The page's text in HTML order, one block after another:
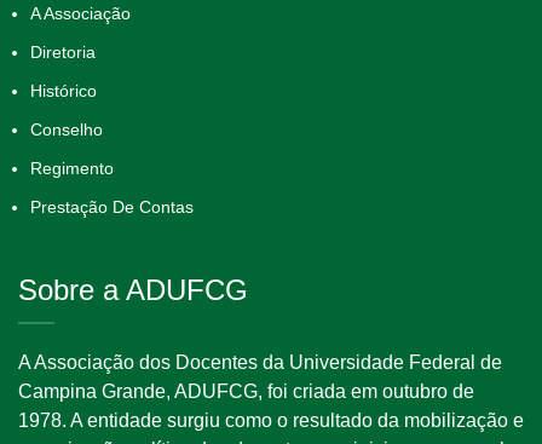
A Associação
Diretoria
Histórico
Conselho
Regimento
Prestação De Contas
Sobre a ADUFCG
A Associação dos Docentes da Universidade Federal de
Campina Grande, ADUFCG, foi criada em outubro de
1978. A entidade surgiu como o resultado da mobilização e